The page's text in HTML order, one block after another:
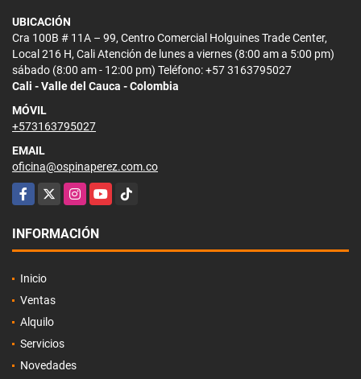
UBICACIÓN
Cra 100B # 11A – 99, Centro Comercial Holguines Trade Center,
Local 216 H, Cali Atención de lunes a viernes (8:00 am a 5:00 pm)
sábado (8:00 am - 12:00 pm) Teléfono: +57 3163795027
Cali - Valle del Cauca - Colombia
MÓVIL
+573163795027
EMAIL
oficina@ospinaperez.com.co
Facebook
X InstagramYouTubeTikTok
INFORMACIÓN
Inicio
Ventas
Alquilo
Servicios
Novedades